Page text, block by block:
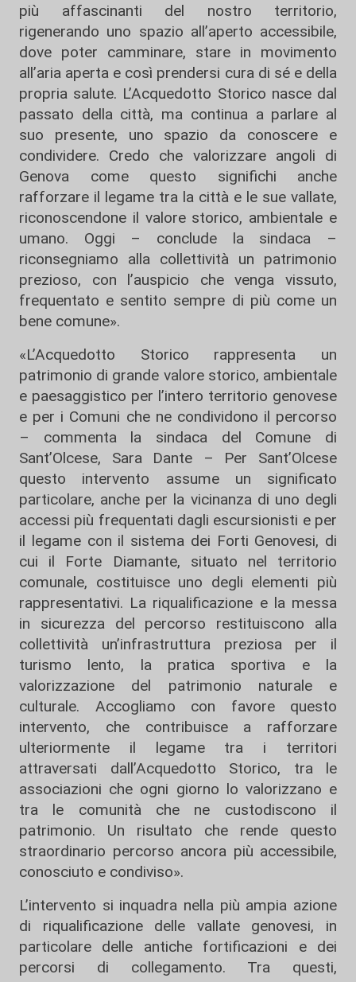
più affascinanti del nostro territorio,
rigenerando uno spazio all’aperto accessibile,
dove poter camminare, stare in movimento
all’aria aperta e così prendersi cura di sé e della
propria salute. L’Acquedotto Storico nasce dal
passato della città, ma continua a parlare al
suo presente, uno spazio da conoscere e
condividere. Credo che valorizzare angoli di
Genova come questo significhi anche
rafforzare il legame tra la città e le sue vallate,
riconoscendone il valore storico, ambientale e
umano. Oggi – conclude la sindaca –
riconsegniamo alla collettività un patrimonio
prezioso, con l’auspicio che venga vissuto,
frequentato e sentito sempre di più come un
bene comune».
«L’Acquedotto Storico rappresenta un
patrimonio di grande valore storico, ambientale
e paesaggistico per l’intero territorio genovese
e per i Comuni che ne condividono il percorso
– commenta la sindaca del Comune di
Sant’Olcese, Sara Dante – Per Sant’Olcese
questo intervento assume un significato
particolare, anche per la vicinanza di uno degli
accessi più frequentati dagli escursionisti e per
il legame con il sistema dei Forti Genovesi, di
cui il Forte Diamante, situato nel territorio
comunale, costituisce uno degli elementi più
rappresentativi. La riqualificazione e la messa
in sicurezza del percorso restituiscono alla
collettività un’infrastruttura preziosa per il
turismo lento, la pratica sportiva e la
valorizzazione del patrimonio naturale e
culturale. Accogliamo con favore questo
intervento, che contribuisce a rafforzare
ulteriormente il legame tra i territori
attraversati dall’Acquedotto Storico, tra le
associazioni che ogni giorno lo valorizzano e
tra le comunità che ne custodiscono il
patrimonio. Un risultato che rende questo
straordinario percorso ancora più accessibile,
conosciuto e condiviso».
L’intervento si inquadra nella più ampia azione
di riqualificazione delle vallate genovesi, in
particolare delle antiche fortificazioni e dei
percorsi di collegamento. Tra questi,